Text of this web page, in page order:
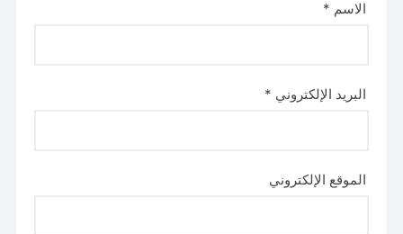
الاسم *
البريد الإلكتروني *
الموقع الإلكتروني